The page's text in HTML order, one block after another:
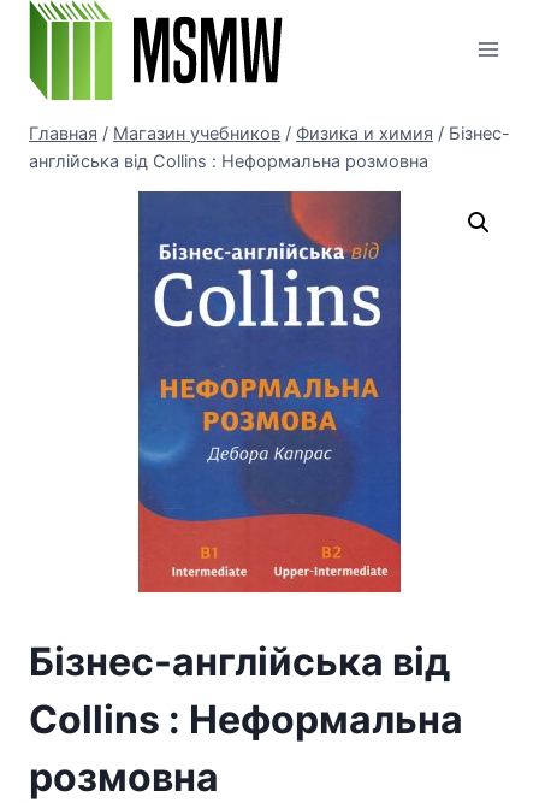
Перейти
содержимому
Главная / Магазин учебников / Физика и химия / Бізнес-
англійська від Collins : Неформальна розмовна
Бізнес-англійська від
Collins : Неформальна
розмовна